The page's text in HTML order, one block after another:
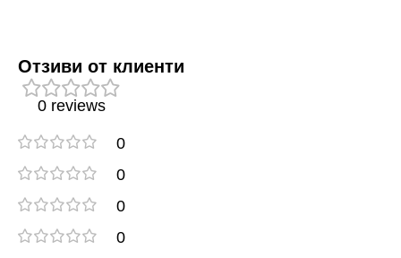
Отзиви от клиенти
0 reviews
0
0
0
0